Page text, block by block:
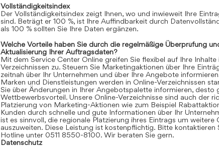
Vollständigkeitsindex
Der Vollständigkeitsindex zeigt Ihnen, wo und inwieweit Ihre
sind. Beträgt er 100 %, ist Ihre Auffindbarkeit durch
als 100 % sollten Sie Ihre Daten ergänzen.
Welche Vorteile haben Sie durch die regelmäßige Überprüfung
Aktualisierung Ihrer Auftragsdaten?
Mit dem Service Center Online greifen Sie flexibel auf Ihre Inhalte
Verzeichnissen zu. Steuern Sie Marketingaktionen über Ihre
zeitnah über Ihr Unternehmen und über Ihre Angebote
Marken und Dienstleistungen werden in Online-Verzeichnissen
Sie über Änderungen in Ihrer Angebotspalette informieren, desto
Wettbewerbsvorteil. Unsere Online-Verzeichnisse sind auch der
Platzierung von Marketing-Aktionen wie zum Beispiel
Kunden durch schnelle und gute Informationen über Ihr
ist es sinnvoll, die regionale Platzierung ihres Eintrags um weitere
auszuweiten. Diese Leistung ist kostenpflichtig. Bitte kontaktieren
Hotline unter 0511 8550-8100. Wir beraten Sie gern.
Datenschutz